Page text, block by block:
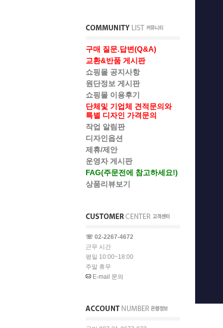
구매 질문.답변(Q&A)
교환&반품 게시판
쇼핑몰 공지사항
원단정보 게시판
쇼핑몰 이용후기
단체및 기업체 견적문의와
특별 디자인 가격문의
작업 알림판
디자인옵션
제휴/제안
운영자 게시판
FAG(주문전에 참고하세요!)
상품리뷰보기
☏ 02-2267-4672
근무 시간
평일 10:00~18:00
주말 휴무
E-mail 문의